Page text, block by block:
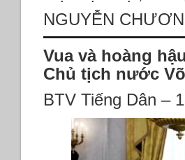
NGUYỄN
Vua và hoàng
Chủ tịch nước
BTV Tiếng Dân –